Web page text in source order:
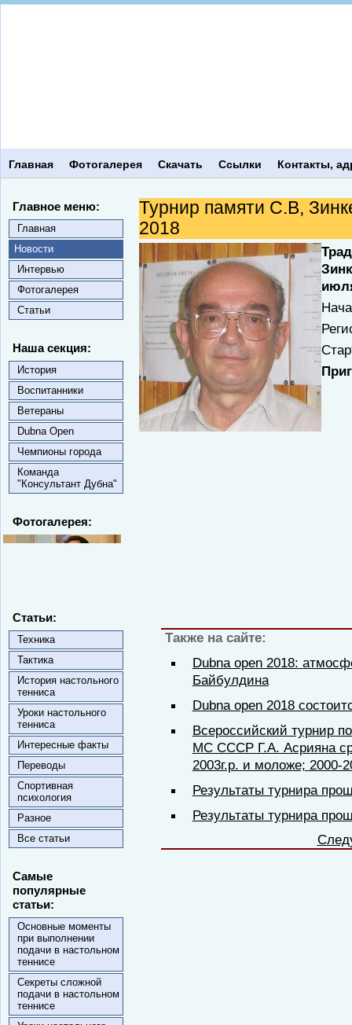
Главная Фотогалерея Скачать Ссылки Контакты,
Главное меню:
Главная
Новости
Интервью
Фотогалерея
Статьи
Наша секция:
История
Воспитанники
Ветераны
Dubna Open
Чемпионы города
Команда
"Консультант Дубна"
Фотогалерея:
Статьи:
Техника
Тактика
История настольного
тенниса
Уроки настольного
тенниса
Интересные факты
Переводы
Спортивная
психология
Разное
Все статьи
Самые
популярные
статьи:
Основные моменты
при выполнении
подачи в настольном
теннисе
Секреты сложной
подачи в настольном
теннисе
Турнир памяти С.В,
2018
Также на сайте:
Dubna open 2018:
Байбулдина
Dubna open 2018
Всероссийский турнир
МС СССР Г.А. Асрияна
2003г.р. и моложе; 2000-
Результаты турнира
Результаты турнира